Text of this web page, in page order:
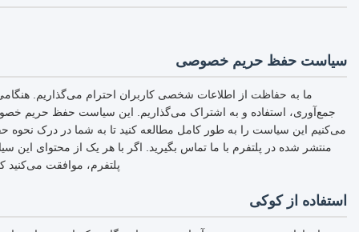
سیاست حفظ حریم خصوصی
ما به حفاظت از اطلاعات شخصی کاربران احترام می‌گذاریم.
جمع‌آوری، استفاده و به اشتراک می‌گذاریم. این سیاست حفظ حریم
می‌کنیم این سیاست را به طور کامل مطالعه کنید تا به شما در درک
منتشر شده در پلتفرم با ما تماس بگیرید. اگر با هر یک از محتوای
پلتفرم، موافقت
استفاده از کوکی